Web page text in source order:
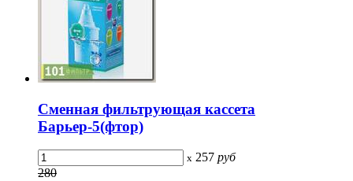
Сменная фильтрующая кассета
Барьер-5(фтор)
x 257 руб
280